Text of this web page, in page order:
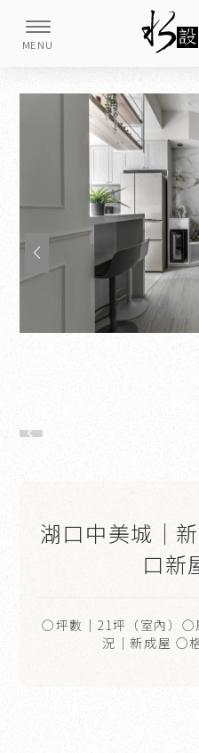
湖口中美城｜
口新
○坪數｜21坪（室內）○
況｜新成屋 ○